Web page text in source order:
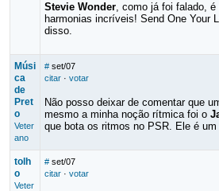
Stevie Wonder, como já foi falado, é
harmonias incríveis! Send One Your
disso.
Músi
ca
de
Pret
o
Veter
ano
# set/07
citar· votar
Não posso deixar de comentar que
mesmo a minha noção rítmica foi o
que bota os ritmos no PSR. Ele é
tolh
o
Veter
# set/07
citar· votar